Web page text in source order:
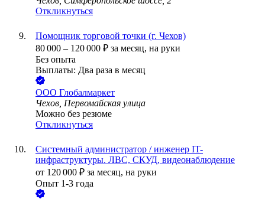
Откликнуться
Помощник торговой точки (г. Чехов)
80 000 – 120 000 ₽ за месяц, на руки
Без опыта
Выплаты: Два раза в месяц
ООО Глобалмаркет
Чехов, Первомайская улица
Можно без резюме
Откликнуться
Системный администратор / инженер IT-
инфраструктуры. ЛВС, СКУД, видеонаблюдение
от 120 000 ₽ за месяц, на руки
Опыт 1-3 года